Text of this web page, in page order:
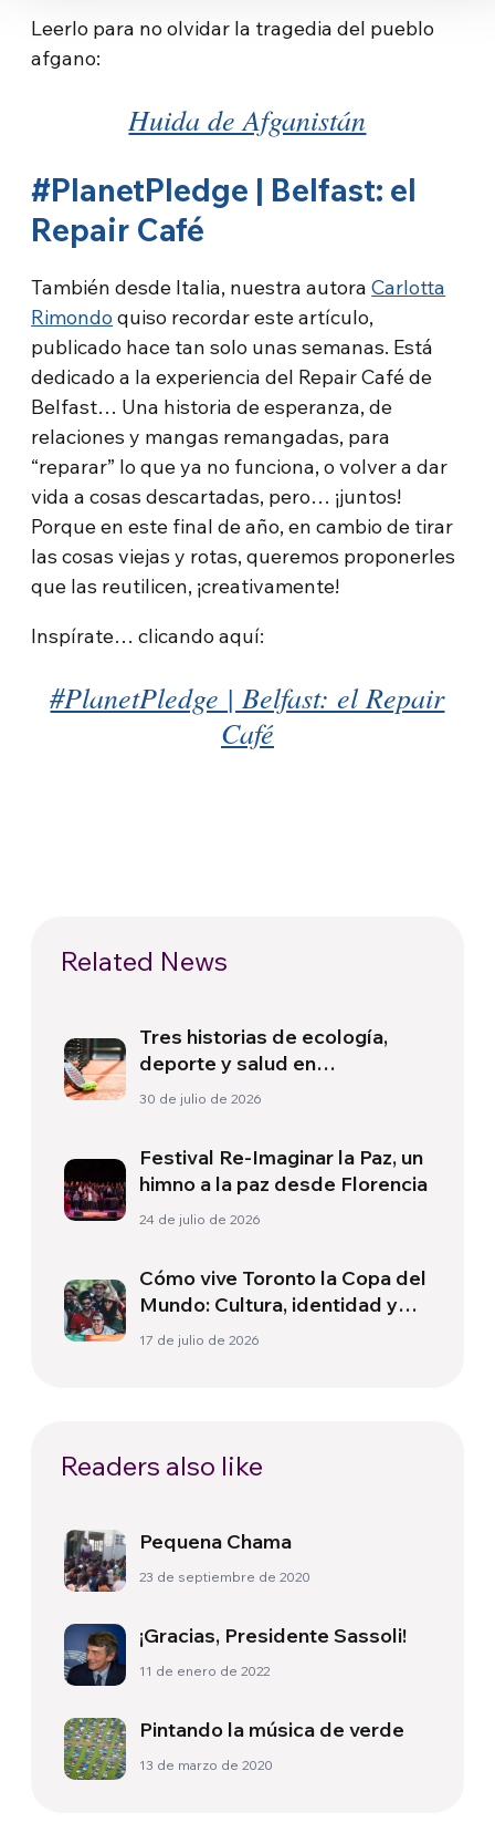
Leerlo para no olvidar la tragedia del pueblo
afgano:
Huida de Afganistán
#PlanetPledge | Belfast: el
Repair Café
También desde Italia, nuestra autoraCarlotta
Rimondo quiso recordar este artículo,
publicado hace tan solo unas semanas. Está
dedicado a la experiencia del Repair Café de
Belfast… Una historia de esperanza, de
relaciones y mangas remangadas, para
“reparar” lo que ya no funciona, o volver a dar
vida a cosas descartadas, pero… ¡juntos!
Porque en este final de año, en cambio de tirar
las cosas viejas y rotas, queremos proponerles
que las reutilicen, ¡creativamente!
Inspírate… clicando aquí:
#PlanetPledge | Belfast: el Repair
Café
Related News
Tres historias de ecología,
deporte y salud en
Sudamérica
30 de julio de 2026
Festival Re-Imaginar la Paz, un
himno a la paz desde Florencia
24 de julio de 2026
Cómo vive Toronto la Copa del
Mundo: Cultura, identidad y
política más allá del terreno
17 de julio de 2026
Readers also like
Pequena Chama
23 de septiembre de 2020
¡Gracias, Presidente Sassoli!
11 de enero de 2022
Pintando la música de verde
13 de marzo de 2020